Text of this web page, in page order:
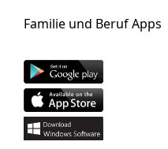
Familie und Beruf Apps